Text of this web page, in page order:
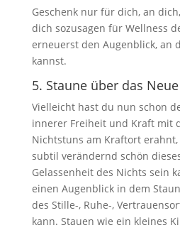
Geschenk nur für dich, an
dich sozusagen für Wellness
erneuerst den Augenblick, an
kannst.
5. Staune über das Neue
Vielleicht hast du nun schon
innerer Freiheit und Kraft mit
Nichtstuns am Kraftort
subtil verändernd schön
Gelassenheit des Nichts sein
einen Augenblick in dem
des Stille-, Ruhe-,
kann. Stauen wie ein kleines